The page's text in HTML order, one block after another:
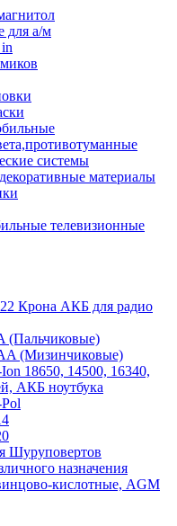
для а/м
системы
материалы
телевизионные
Крона АКБ для радио
(Пальчиковые)
(Мизинчиковые)
18650, 14500, 16340,
АКБ ноутбука
Шуруповертов
назначения
кислотные, AGM